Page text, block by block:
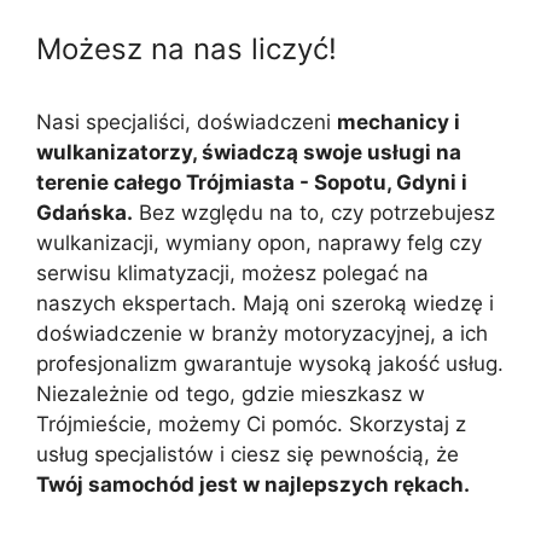
Możesz na nas liczyć!
Nasi specjaliści, doświadczeni mechanicy i
wulkanizatorzy, świadczą swoje usługi na
terenie całego Trójmiasta - Sopotu, Gdyni i
Gdańska. Bez względu na to, czy potrzebujesz
wulkanizacji, wymiany opon, naprawy felg czy
serwisu klimatyzacji, możesz polegać na
naszych ekspertach. Mają oni szeroką wiedzę i
doświadczenie w branży motoryzacyjnej, a ich
profesjonalizm gwarantuje wysoką jakość usług.
Niezależnie od tego, gdzie mieszkasz w
Trójmieście, możemy Ci pomóc. Skorzystaj z
usług specjalistów i ciesz się pewnością, że
Twój samochód jest w najlepszych rękach.